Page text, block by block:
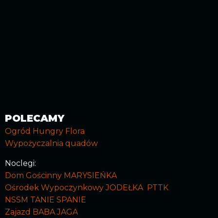
POLECAMY
Ogród Hungry Flora
Wypożyczalnia quadów
Noclegi:
Dom Gościnny MARYSIEŃKA
Ośrodek Wypoczynkowy JODEŁKA PTTK
NSSM TANIE SPANIE
Zajazd BABA JAGA